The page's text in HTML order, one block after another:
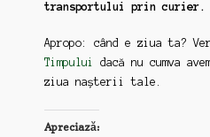
transportului prin curier.
Apropo: când e ziua ta?
Timpului
dacă nu cumva
ziua nașterii tale.
Apreciază: